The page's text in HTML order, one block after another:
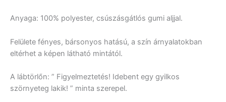
Anyaga: 100% polyester, csúszásgátlós gumi aljjal.
Felülete fényes, bársonyos hatású, a szín árnyalatokban
eltérhet a képen látható mintától.
A lábtörlőn: ” Figyelmeztetés! Idebent egy gyilkos
szörnyeteg lakik! ” minta szerepel.